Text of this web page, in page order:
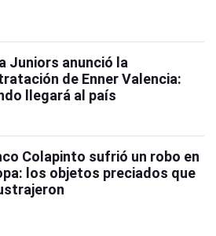
Juniors anunció la
de Enner Valencia:
llegará al país
Colapinto sufrió un robo en
los objetos preciados que